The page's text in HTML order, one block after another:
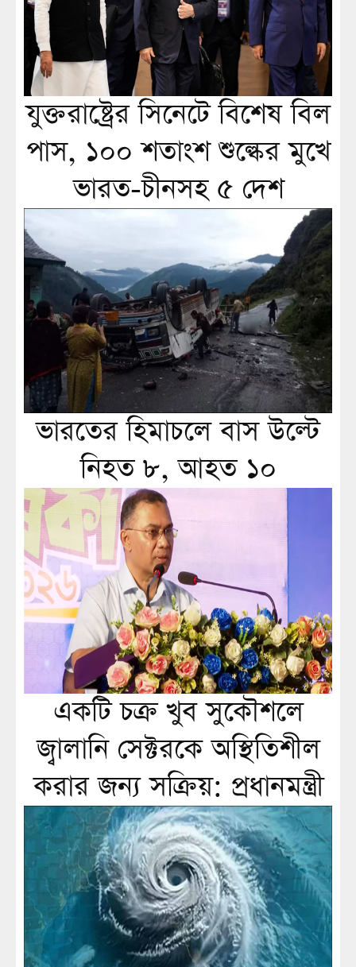
যুক্তরাষ্ট্রের সিনেটে বিশেষ বিল
পাস, ১০০ শতাংশ শুল্কের মুখে
ভারত-চীনসহ ৫ দেশ
ভারতের হিমাচলে বাস উল্টে
নিহত ৮, আহত ১০
একটি চক্র খুব সুকৌশলে
জ্বালানি সেক্টরকে অস্থিতিশীল
করার জন্য সক্রিয়: প্রধানমন্ত্রী